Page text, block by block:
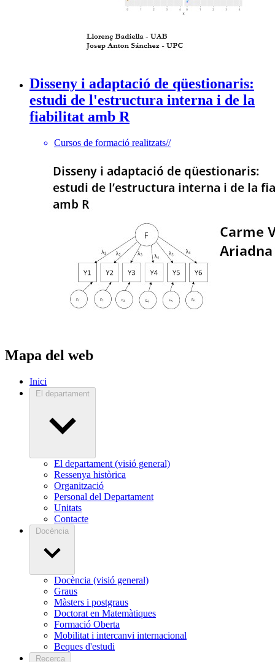
Disseny i adaptació de qüestionaris:
estudi de l'estructura interna i de la
fiabilitat amb R
Cursos de formació realitzats//
Mapa del web
Inici
El departament
El departament (visió general)
Ressenya històrica
Organització
Personal del Departament
Unitats
Contacte
Docència
Docència (visió general)
Graus
Màsters i postgraus
Doctorat en Matemàtiques
Formació Oberta
Mobilitat i intercanvi internacional
Beques d'estudi
Recerca